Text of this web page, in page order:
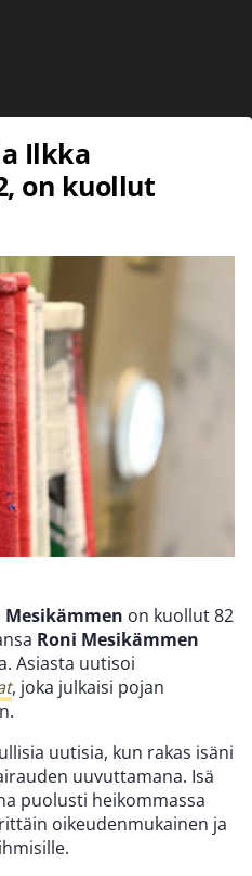
Ilkka
on kuollut
Mesikämmen on kuollut 82
Roni Mesikämmen
Asiasta uutisoi
, joka julkaisi pojan
uutisia, kun rakas isäni
uuvuttamana. Isä
puolusti heikommassa
oikeudenmukainen ja